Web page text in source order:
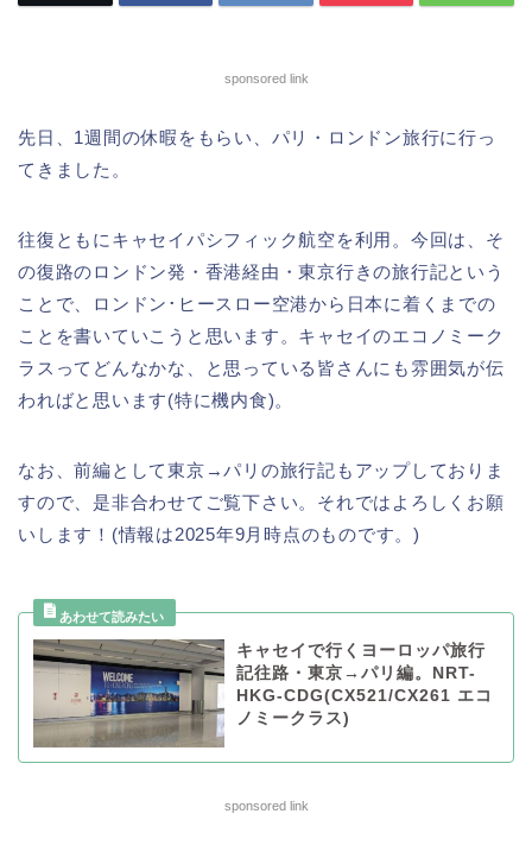
sponsored link
先日、1週間の休暇をもらい、パリ・ロンドン旅行に行っ
てきました。
往復ともにキャセイパシフィック航空を利用。今回は、そ
の復路のロンドン発・香港経由・東京行きの旅行記という
ことで、ロンドン･ヒースロー空港から日本に着くまでの
ことを書いていこうと思います。キャセイのエコノミーク
ラスってどんなかな、と思っている皆さんにも雰囲気が伝
わればと思います(特に機内食)。
なお、前編として東京→パリの旅行記もアップしておりま
すので、是非合わせてご覧下さい。それではよろしくお願
いします！(情報は2025年9月時点のものです。)
キャセイで行くヨーロッパ旅行
記往路・東京→パリ編。NRT-
HKG-CDG(CX521/CX261 エコ
ノミークラス)
sponsored link